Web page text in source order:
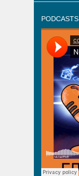
PODCASTS